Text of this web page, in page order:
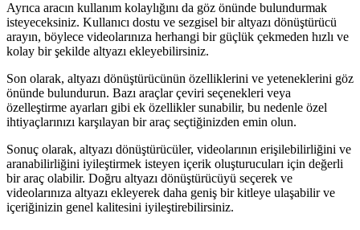
Ayrıca aracın kullanım kolaylığını da göz önünde bulundurmak
isteyeceksiniz. Kullanıcı dostu ve sezgisel bir altyazı dönüştürücü
arayın, böylece videolarınıza herhangi bir güçlük çekmeden hızlı ve
kolay bir şekilde altyazı ekleyebilirsiniz.
Son olarak, altyazı dönüştürücünün özelliklerini ve yeteneklerini göz
önünde bulundurun. Bazı araçlar çeviri seçenekleri veya
özelleştirme ayarları gibi ek özellikler sunabilir, bu nedenle özel
ihtiyaçlarınızı karşılayan bir araç seçtiğinizden emin olun.
Sonuç olarak, altyazı dönüştürücüler, videolarının erişilebilirliğini ve
aranabilirliğini iyileştirmek isteyen içerik oluşturucuları için değerli
bir araç olabilir. Doğru altyazı dönüştürücüyü seçerek ve
videolarınıza altyazı ekleyerek daha geniş bir kitleye ulaşabilir ve
içeriğinizin genel kalitesini iyileştirebilirsiniz.